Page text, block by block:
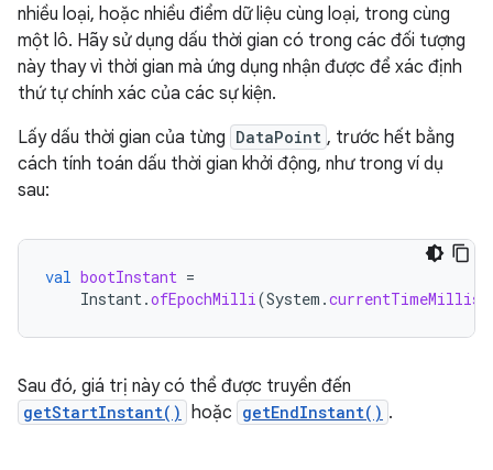
nhiều loại, hoặc nhiều điểm dữ liệu cùng loại, trong cùng
một lô. Hãy sử dụng dấu thời gian có trong các đối tượng
này thay vì thời gian mà ứng dụng nhận được để xác định
thứ tự chính xác của các sự kiện.
Lấy dấu thời gian của từng DataPoint , trước hết bằng
cách tính toán dấu thời gian khởi động, như trong ví dụ
sau:
val bootInstant =
Instant.ofEpochMilli(System .currentTimeMillis
Sau đó, giá trị này có thể được truyền đến
getStartInstant() hoặc getEndInstant() .